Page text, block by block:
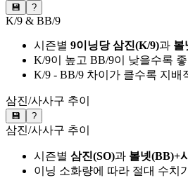
💾 ?
K/9 & BB/9
시즌별 9이닝당 삼진(K/9)과 볼
K/9이 높고 BB/9이 낮을수록
K/9 - BB/9 차이가 클수록 지배
삼진/사사구 추이
💾 ?
삼진/사사구 추이
시즌별 삼진(SO)과 볼넷(BB)+
이닝 소화량에 따라 절대 수치